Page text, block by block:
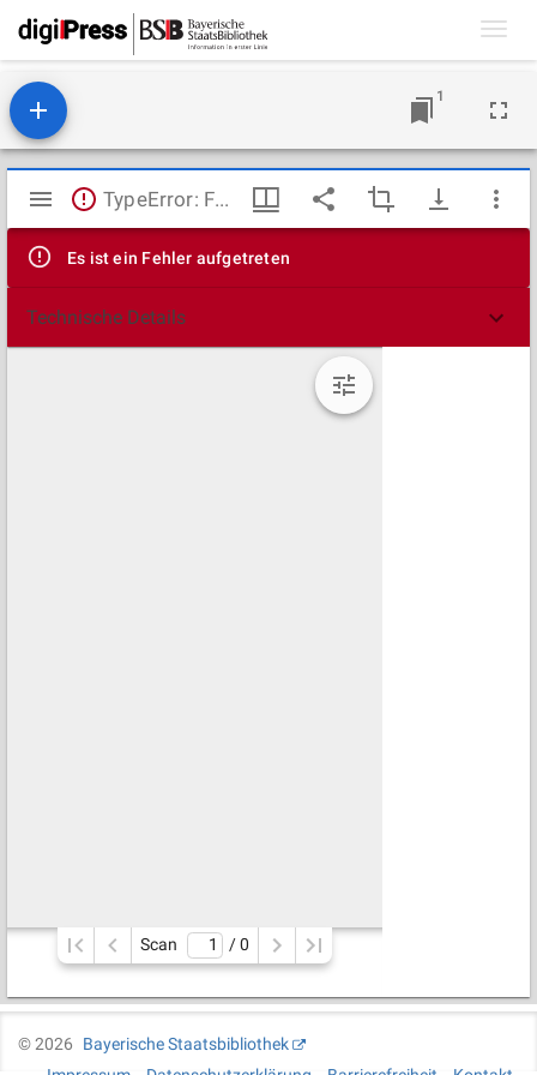
1
Mirador
Viewer
TypeError: Failed to fetch
Es ist ein Fehler aufgetreten
Technische Details
Scan / 0
©2026
Bayerische Staatsbibliothek